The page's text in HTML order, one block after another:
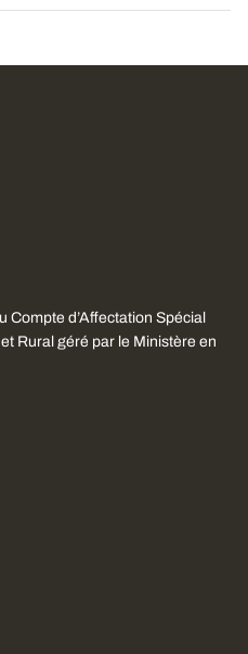
d’Affectation Spécial
Rural géré par le Ministère en